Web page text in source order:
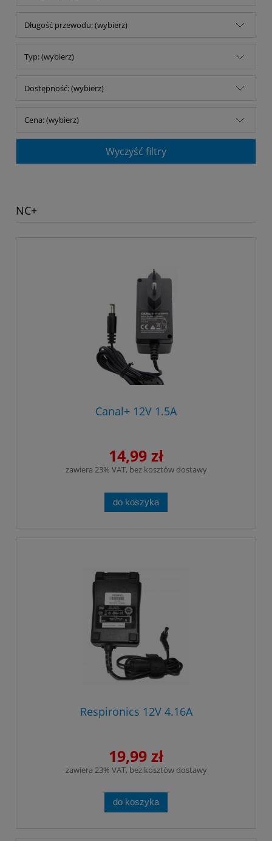
Długość przewodu: (wybierz)
Typ: (wybierz)
Dostępność: (wybierz)
Cena: (wybierz)
Wyczyść filtry
NC+
Canal+ 12V 1.5A
14,99 zł
zawiera 23% VAT, bez kosztów dostawy
do koszyka
Respironics 12V 4.16A
19,99 zł
zawiera 23% VAT, bez kosztów dostawy
do koszyka